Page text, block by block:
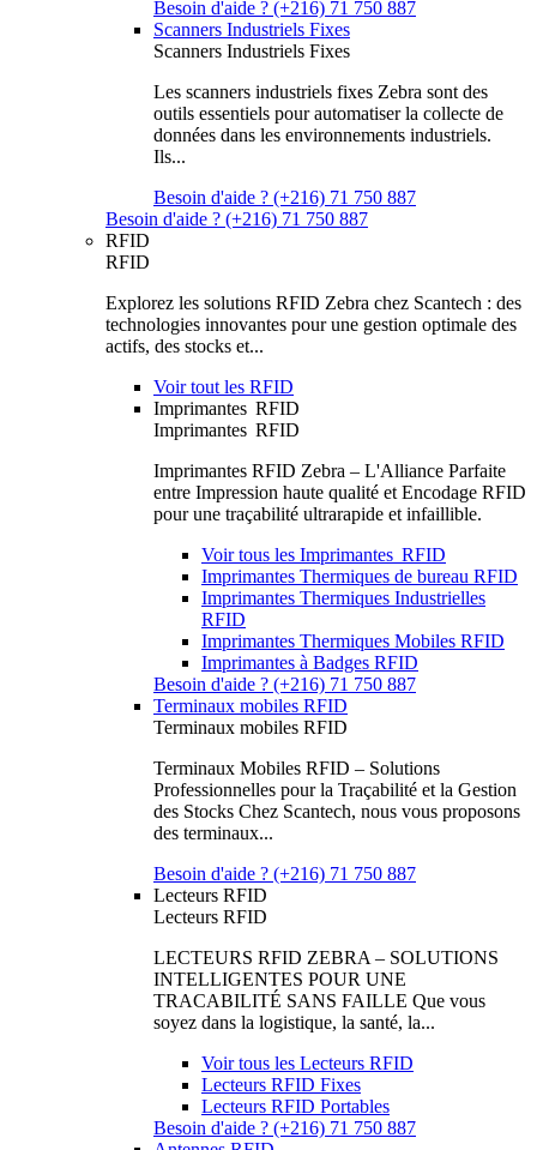
Besoin d'aide ? (+216) 71 750 887
Scanners Industriels Fixes
Scanners Industriels Fixes
Les scanners industriels fixes Zebra sont des
outils essentiels pour automatiser la collecte de
données dans les environnements industriels.
Ils...
Besoin d'aide ? (+216) 71 750 887
Besoin d'aide ? (+216) 71 750 887
RFID
RFID
Explorez les solutions RFID Zebra chez Scantech : des
technologies innovantes pour une gestion optimale des
actifs, des stocks et...
Voir tout les RFID
Imprimantes RFID
Imprimantes RFID
Imprimantes RFID Zebra – L'Alliance Parfaite
entre Impression haute qualité et Encodage RFID
pour une traçabilité ultrarapide et infaillible.
Voir tous les Imprimantes RFID
Imprimantes Thermiques de bureau RFID
Imprimantes Thermiques Industrielles
RFID
Imprimantes Thermiques Mobiles RFID
Imprimantes à Badges RFID
Besoin d'aide ? (+216) 71 750 887
Terminaux mobiles RFID
Terminaux mobiles RFID
Terminaux Mobiles RFID – Solutions
Professionnelles pour la Traçabilité et la Gestion
des Stocks Chez Scantech, nous vous proposons
des terminaux...
Besoin d'aide ? (+216) 71 750 887
Lecteurs RFID
Lecteurs RFID
LECTEURS RFID ZEBRA – SOLUTIONS
INTELLIGENTES POUR UNE
TRACABILITÉ SANS FAILLE Que vous
soyez dans la logistique, la santé, la...
Voir tous les Lecteurs RFID
Lecteurs RFID Fixes
Lecteurs RFID Portables
Besoin d'aide ? (+216) 71 750 887